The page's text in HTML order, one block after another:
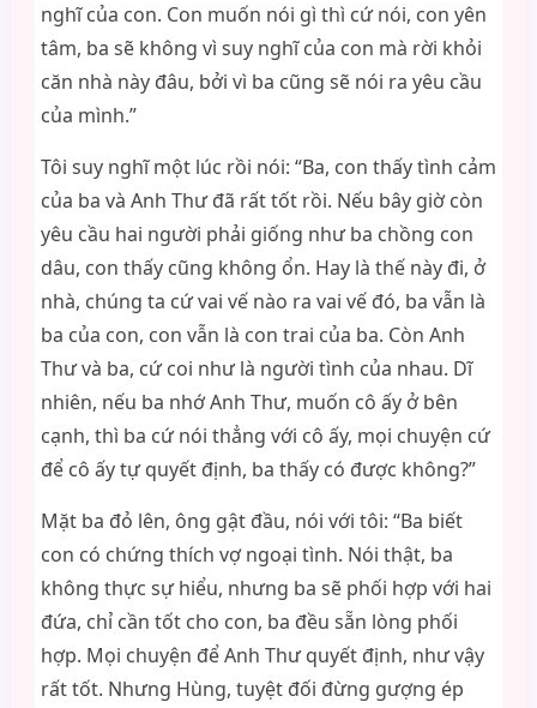
nghĩ của con. Con muốn nói gì thì cứ nói, con yên
tâm, ba sẽ không vì suy nghĩ của con mà rời khỏi
căn nhà này đâu, bởi vì ba cũng sẽ nói ra yêu cầu
của mình.”
Tôi suy nghĩ một lúc rồi nói: “Ba, con thấy tình cảm
của ba và Anh Thư đã rất tốt rồi. Nếu bây giờ còn
yêu cầu hai người phải giống như ba chồng con
dâu, con thấy cũng không ổn. Hay là thế này đi, ở
nhà, chúng ta cứ vai vế nào ra vai vế đó, ba vẫn là
ba của con, con vẫn là con trai của ba. Còn Anh
Thư và ba, cứ coi như là người tình của nhau. Dĩ
nhiên, nếu ba nhớ Anh Thư, muốn cô ấy ở bên
cạnh, thì ba cứ nói thẳng với cô ấy, mọi chuyện cứ
để cô ấy tự quyết định, ba thấy có được không?”
Mặt ba đỏ lên, ông gật đầu, nói với tôi: “Ba biết
con có chứng thích vợ ngoại tình. Nói thật, ba
không thực sự hiểu, nhưng ba sẽ phối hợp với hai
đứa, chỉ cần tốt cho con, ba đều sẵn lòng phối
hợp. Mọi chuyện để Anh Thư quyết định, như vậy
rất tốt. Nhưng Hùng, tuyệt đối đừng gượng ép